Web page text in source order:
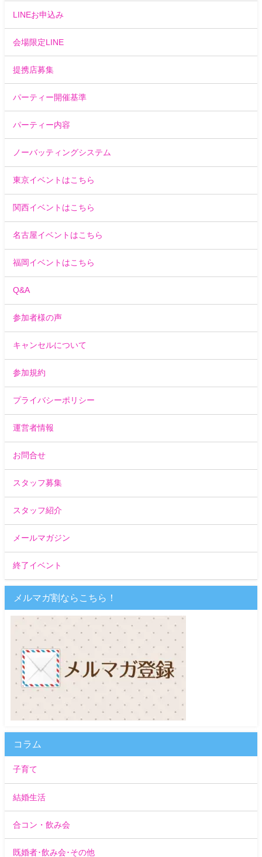
LINEお申込み
会場限定LINE
提携店募集
パーティー開催基準
パーティー内容
ノーバッティングシステム
東京イベントはこちら
関西イベントはこちら
名古屋イベントはこちら
福岡イベントはこちら
Q&A
参加者様の声
キャンセルについて
参加規約
プライバシーポリシー
運営者情報
お問合せ
スタッフ募集
スタッフ紹介
メールマガジン
終了イベント
メルマガ割ならこちら！
コラム
子育て
結婚生活
合コン・飲み会
既婚者･飲み会･その他